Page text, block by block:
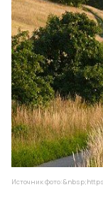
Источник фото:&nbsp;